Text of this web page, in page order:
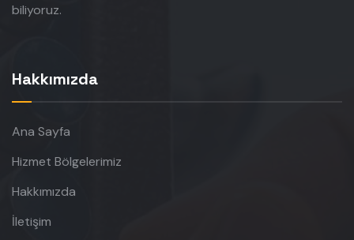
biliyoruz.
Hakkımızda
Ana Sayfa
Hizmet Bölgelerimiz
Hakkımızda
İletişim